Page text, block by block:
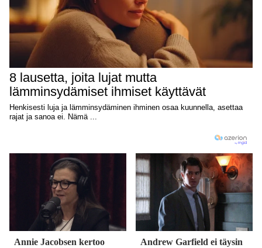
Annie Jacobsen kertoo
Andrew Garfield ei täysin